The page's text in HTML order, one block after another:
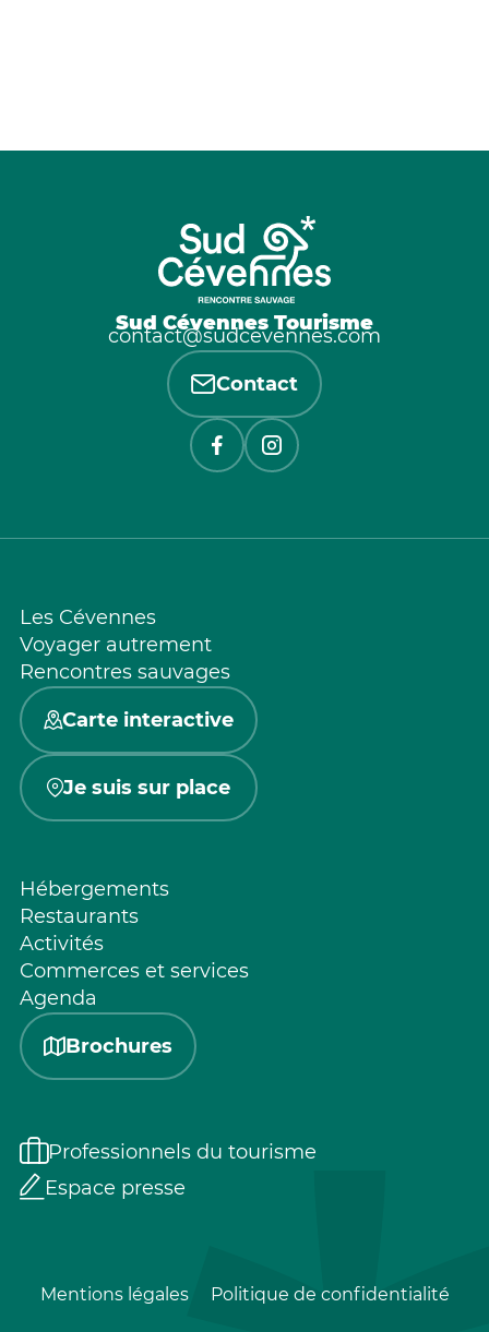
Sud Cévennes Tourisme
contact@sudcevennes.com
Contact
Les Cévennes
Voyager autrement
Rencontres sauvages
Carte interactive
Je suis sur place
Hébergements
Restaurants
Activités
Commerces et services
Agenda
Brochures
Professionnels du tourisme
Espace presse
Mentions légales Politique de confidentialité